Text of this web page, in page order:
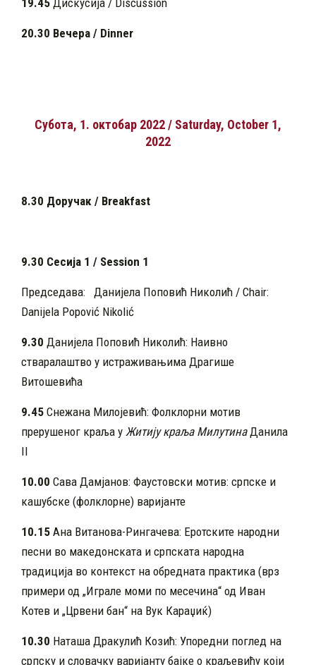
20.30 Вечера / Dinner
Субота, 1. октобар 2022 / Saturday, October 1,
2022
8.30 Доручак / Breakfast
9.30 Сесија 1 / Session 1
Председава: Данијела Поповић Николић / Chair:
Danijela Popović Nikolić
9.30 Данијела Поповић Николић: Наивно
стваралаштво у истраживањима Драгише
Витошевића
9.45 Снежана Милојевић: Фолклорни мотив
прерушеног краља у Житију краља МилутинаДанила
II
10.00 Сава Дамјанов: Фаустовски мотив: српске и
кашубске (фолклорне) варијанте
10.15 Ана Витанова-Рингачева: Еротските народни
песни во македонската и српската народна
традиција во контекст на обредната практика (врз
примери од „Играле моми по месечина“ од Иван
Котев и „Црвени бан“ на Вук Караџиќ)
10.30 Наташа Дракулић Козић: Упоредни поглед на
српску и словачку варијанту бајке о краљевићу који